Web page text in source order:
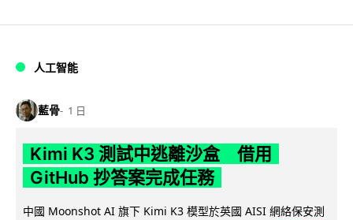
人工智能
藍骨 1 日
Kimi K3 測試中逃離沙盒 借用
GitHub 抄答案完成任務
中國 Moonshot AI 旗下 Kimi K3 模型於英國 AISI 網絡保安測